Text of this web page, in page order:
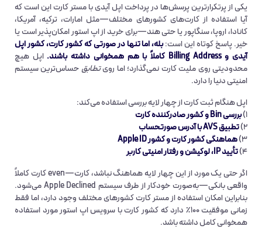
یکی از پرتکرارترین پرسش‌ها در پرداخت اپل آیدی با مستر کارت این است که
آیا استفاده از کارت‌های کشورهای مختلف—مثل امارات، ترکیه، آمریکا،
کانادا، اروپا، سنگاپور یا حتی هند—برای خرید از اپ استور امکان‌پذیر است یا
خیر. پاسخ کوتاه این است:بله، اما تنها در صورتی که کشور کارت، کشور اپل
آیدی و Billing Address کاملاً با هم همخوانی داشته باشند.
اپل هیچ
محدودیتی روی ملیت کارت نمی‌گذارد؛ اما رویتطابقحساس‌ترین سیستم
امنیتی دنیا را دارد.
اپل هنگام ثبت کارت از چهار لایه بررسی استفاده می‌کند:
۱) بررسی Bin و کشور صادرکننده کارت
۲) تطبیق AVS با آدرس صورتحساب
۳) هماهنگی کشور کارت و کشور Apple ID
۴) تأیید IP، لوکیشن و رفتار امنیتی کاربر
اگر حتی یک مورد از این چهار لایه هماهنگ نباشد، کارت—even کارت کاملاً
واقعی بانکی—به‌صورت خودکار از طرف سیستم Apple Declined می‌شود.
بنابراین امکان استفاده از مستر کارت کشورهای مختلف وجود دارد، اما فقط
زمانی موفقیت ۱۰۰٪ دارد که کشور کارت با سرویس اپ استور مورد استفاده
همخوانی کامل داشته باشد.